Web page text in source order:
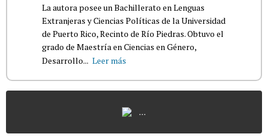
La autora posee un Bachillerato en Lenguas
Extranjeras y Ciencias Políticas de la Universidad
de Puerto Rico, Recinto de Río Piedras. Obtuvo el
grado de Maestría en Ciencias en Género,
Desarrollo... Leer más
...